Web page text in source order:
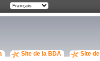
Site de la BDA Site